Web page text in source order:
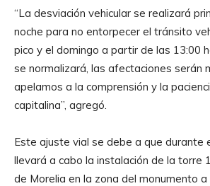
“La desviación vehicular se realizará
noche para no entorpecer el tránsito
pico y el domingo a partir de las 13:00
se normalizará, las afectaciones serán
apelamos a la comprensión y la
capitalina”, agregó.
Este ajuste vial se debe a que durante
llevará a cabo la instalación de la torre
de Morelia en la zona del monumento